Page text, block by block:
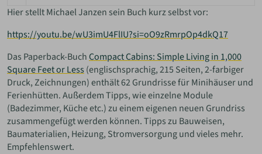
Hier stellt Michael Janzen sein Buch kurz selbst vor:
https://youtu.be/wU3imU4FlIU?si=oO9zRmrpOp4dkQ17
Das Paperback-BuchCompact Cabins: Simple Living in 1,000
Square Feet or Less (englischsprachig, 215 Seiten, 2-farbiger
Druck, Zeichnungen) enthält 62 Grundrisse für Minihäuser und
Ferienhütten. Außerdem Tipps, wie einzelne Module
(Badezimmer, Küche etc.) zu einem eigenen neuen Grundriss
zusammengefügt werden können. Tipps zu Bauweisen,
Baumaterialien, Heizung, Stromversorgung und vieles mehr.
Empfehlenswert.